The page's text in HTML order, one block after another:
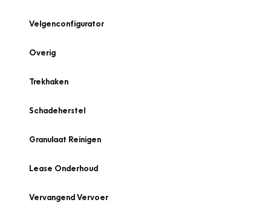
Velgenconfigurator
Overig
Trekhaken
Schadeherstel
Granulaat Reinigen
Lease Onderhoud
Vervangend Vervoer